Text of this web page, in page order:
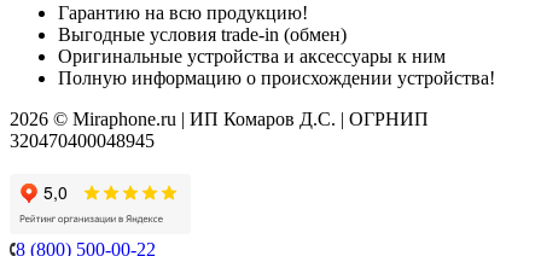
Гарантию на всю продукцию!
Выгодные условия trade-in (обмен)
Оригинальные устройства и аксессуары к ним
Полную информацию о происхождении устройства!
2026 © Miraphone.ru | ИП Комаров Д.С. | ОГРНИП
320470400048945
8 (800) 500-00-22